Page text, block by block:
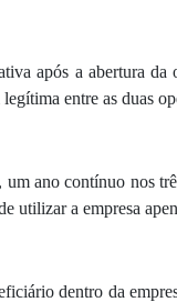
após a abertura
entre as duas
ano contínuo nos
utilizar a empresa
dentro da